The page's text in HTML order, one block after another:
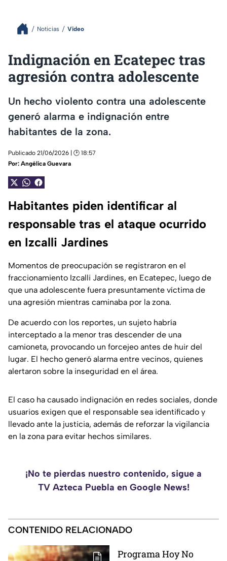
Noticias Video
Indignación en Ecatepec tras
agresión contra adolescente
Un hecho violento contra una adolescente
generó alarma e indignación entre
habitantes de la zona.
Publicado 21/06/2026 | 🕑 18:57
Por: Angélica Guevara
Habitantes piden identificar al
responsable tras el ataque ocurrido
en Izcalli Jardines
Momentos de preocupación se registraron en el
fraccionamiento Izcalli Jardines, en Ecatepec, luego de
que una adolescente fuera presuntamente víctima de
una agresión mientras caminaba por la zona.
De acuerdo con los reportes, un sujeto habría
interceptado a la menor tras descender de una
camioneta, provocando un forcejeo antes de huir del
lugar. El hecho generó alarma entre vecinos, quienes
alertaron sobre la inseguridad en el área.
El caso ha causado indignación en redes sociales, donde
usuarios exigen que el responsable sea identificado y
llevado ante la justicia, además de reforzar la vigilancia
en la zona para evitar hechos similares.
¡No te pierdas nuestro contenido, sigue a
TV Azteca Puebla en Google News!
CONTENIDO RELACIONADO
Programa Hoy No